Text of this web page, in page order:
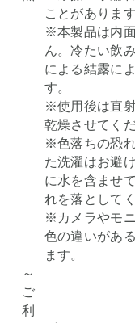
ことがあります
※本製品は内
ん。冷たい飲
による結露に
す。
※使用後は直
乾燥させてくだ
※色落ちの恐
た洗濯はお避
に水を含ませ
れを落として
※カメラやモ
色の違いがあ
ます。
～
ご
利